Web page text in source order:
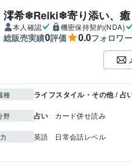
澪希❄Reiki❄寄り添い、癒
本人確認 機密保持契約(NDA)
総販売実績0評価 0.0フォロワー
種 ライフスタイル・その他 / 占
野 占い カード併せ読み
英語 日常会話レベル